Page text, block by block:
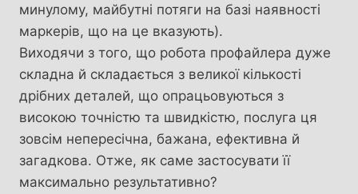
минулому, майбутні потяги на базі наявності
маркерів, що на це вказують).
Виходячи з того, що робота профайлера дуже
складна й складається з великої кількості
дрібних деталей, що опрацьовуються з
високою точністю та швидкістю, послуга ця
зовсім непересічна, бажана, ефективна й
загадкова. Отже, як саме застосувати її
максимально результативно?